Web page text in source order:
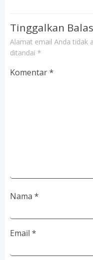
Tinggalkan
Alamat email Anda tidak
ditandai *
Komentar*
Nama *
Email *